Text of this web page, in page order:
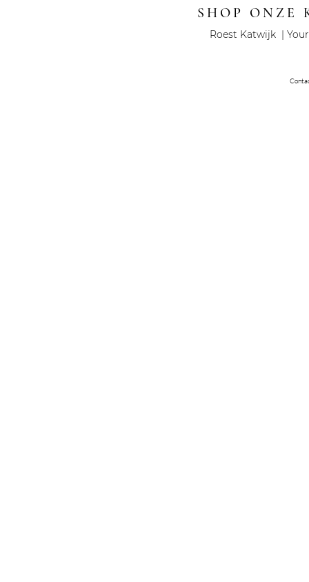
SHOP ONZE
Roest Katwijk |